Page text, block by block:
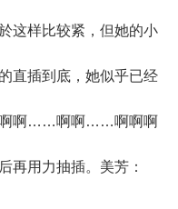
这样比较紧，但她的小
直插到底，她似乎已经
啊啊……啊啊……啊啊啊
再用力抽插。美芳：